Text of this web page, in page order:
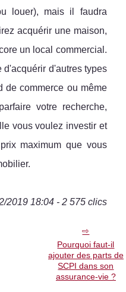
louer), mais il faudra
acquérir une maison,
un local commercial.
d'acquérir d'autres types
de commerce ou même
votre recherche,
vous voulez investir et
maximum que vous
2019 18:04 - 2 575 clics
Pourquoi faut-il
ajouter des parts de
SCPI dans son
assurance-vie ?